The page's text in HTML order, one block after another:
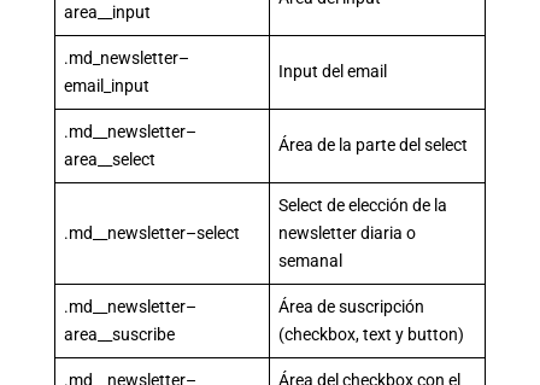
area__input
.md_newsletter–
email_input
Input del email
.md__newsletter–
area__select
Área de la parte del select
.md__newsletter–select
Select de elección de la
newsletter diaria o
semanal
.md__newsletter–
area__suscribe
Área de suscripción
(checkbox, text y button)
.md__newsletter–
Área del checkbox con el